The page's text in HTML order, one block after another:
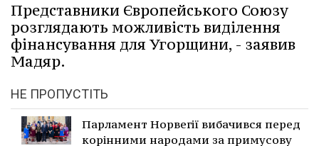
Представники Європейського Союзу
розглядають можливість виділення
фінансування для Угорщини, - заявив
Мадяр.
НЕ ПРОПУСТІТЬ
Парламент Норвегії вибачився перед
корінними народами за примусову